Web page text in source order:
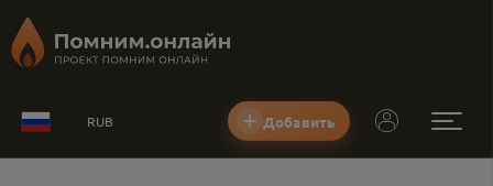
RUB Добавить